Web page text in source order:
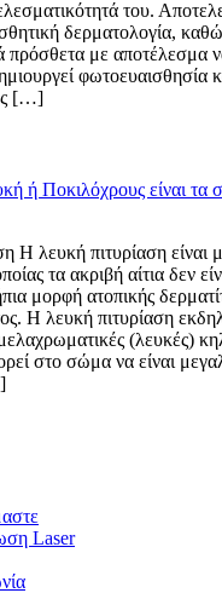
του.
δερματολογία,
πρόσθετα με αποτέλεσμα
φωτοευαισθησία
[…]
ή Ποκιλόχρους είναι τα
Η λευκή πιτυρίαση είναι
τα ακριβή αίτια δεν
μορφή ατοπικής
Η λευκή πιτυρίαση
(λευκές)
στο σώμα να είναι
Laser